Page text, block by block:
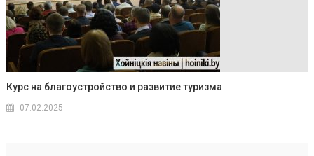
Курс на благоустройство и развитие туризма
07.02.2025